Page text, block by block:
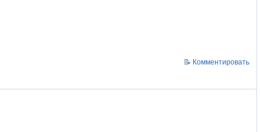
📝 Комментировать